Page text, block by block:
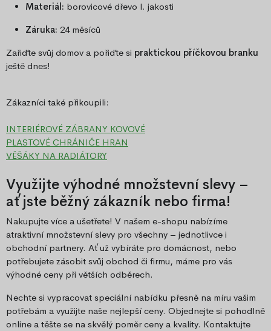
Materiál: borovicové dřevo I. jakosti
Záruka: 24 měsíců
Zařiďte svůj domov a pořiďte si praktickou příčkovou branku
ještě dnes!
Zákazníci také přikoupili:
INTERIÉROVÉ ZÁBRANY KOVOVÉ
PLASTOVÉ CHRÁNIČE HRAN
VĚŠÁKY NA RADIÁTORY
Využijte výhodné množstevní slevy –
ať jste běžný zákazník nebo firma!
Nakupujte více a ušetřete! V našem e-shopu nabízíme
atraktivní množstevní slevy pro všechny – jednotlivce i
obchodní partnery. Ať už vybíráte pro domácnost, nebo
potřebujete zásobit svůj obchod či firmu, máme pro vás
výhodné ceny při větších odběrech.
Nechte si vypracovat speciální nabídku přesně na míru vašim
potřebám a využijte naše nejlepší ceny. Objednejte si pohodlně
online a těšte se na skvělý poměr ceny a kvality. Kontaktujte